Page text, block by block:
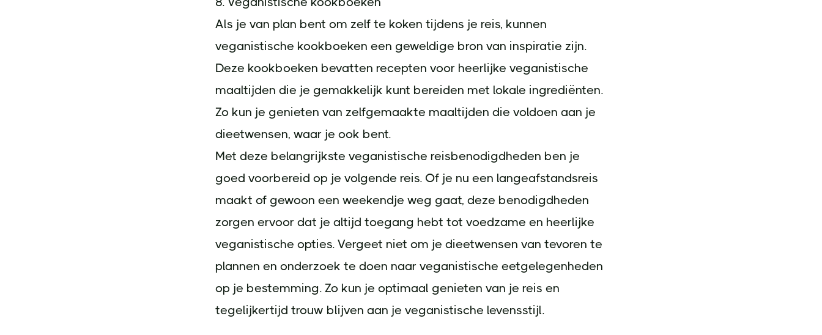
Als je van plan bent om zelf te koken tijdens je reis, kunnen
veganistische kookboeken een geweldige bron van inspiratie zijn.
Deze kookboeken bevatten recepten voor heerlijke veganistische
maaltijden die je gemakkelijk kunt bereiden met lokale ingrediënten.
Zo kun je genieten van zelfgemaakte maaltijden die voldoen aan je
dieetwensen, waar je ook bent.
Met deze belangrijkste veganistische reisbenodigdheden ben je
goed voorbereid op je volgende reis. Of je nu een langeafstandsreis
maakt of gewoon een weekendje weg gaat, deze benodigdheden
zorgen ervoor dat je altijd toegang hebt tot voedzame en heerlijke
veganistische opties. Vergeet niet om je dieetwensen van tevoren te
plannen en onderzoek te doen naar veganistische eetgelegenheden
op je bestemming. Zo kun je optimaal genieten van je reis en
tegelijkertijd trouw blijven aan je veganistische levensstijl.